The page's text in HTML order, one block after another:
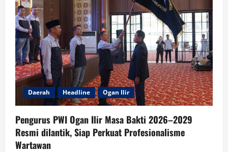
Daerah Headline Ogan Ilir
Pengurus PWI Ogan Ilir Masa Bakti 2026–2029
Resmi dilantik, Siap Perkuat Profesionalisme
Wartawan